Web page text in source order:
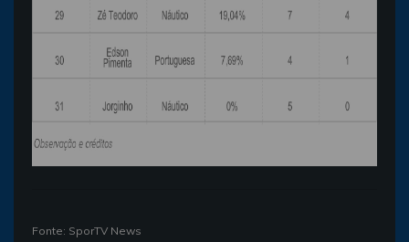
Fonte: SporTV News